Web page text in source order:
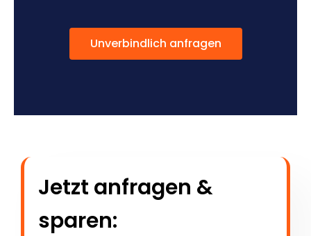
Unverbindlich anfragen
Jetzt anfragen &
sparen: